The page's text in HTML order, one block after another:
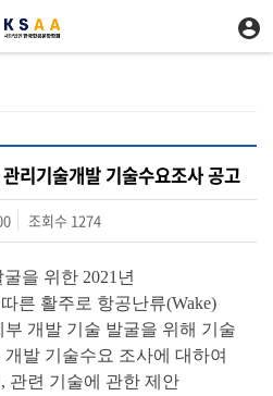
리기술개발 기술수요조사 공고
조회수 1274
을 위한 2021년
른 활주로 항공난류(Wake)
개발 기술 발굴을 위해 기술
발 기술수요 조사에 대하여
관련 기술에 관한 제안